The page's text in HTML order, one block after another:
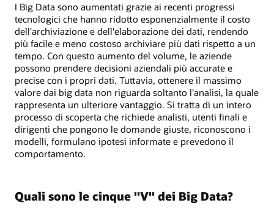
I Big Data sono aumentati grazie ai recenti progressi
tecnologici che hanno ridotto esponenzialmente il costo
dell'archiviazione e dell'elaborazione dei dati, rendendo
più facile e meno costoso archiviare più dati rispetto a un
tempo. Con questo aumento del volume, le aziende
possono prendere decisioni aziendali più accurate e
precise con i propri dati. Tuttavia, ottenere il massimo
valore dai big data non riguarda soltanto l'analisi, la quale
rappresenta un ulteriore vantaggio. Si tratta di un intero
processo di scoperta che richiede analisti, utenti finali e
dirigenti che pongono le domande giuste, riconoscono i
modelli, formulano ipotesi informate e prevedono il
comportamento.
Quali sono le cinque "V" dei Big Data?